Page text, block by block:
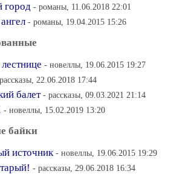
город - романы, 11.06.2018 22:01
- романы, 19.04.2015 15:26
- новеллы, 19.06.2015 19:27
22.06.2018 17:44
балет - рассказы, 09.03.2021 21:14
- новеллы, 15.02.2019 13:20
байки
источник - новеллы, 19.06.2015 19:29
- рассказы, 29.06.2018 16:34